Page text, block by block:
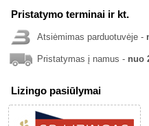
Pristatymo terminai ir kt.
Atsiėmimas parduotuvėje -
Pristatymas į namus - nuo
Lizingo pasiūlymai